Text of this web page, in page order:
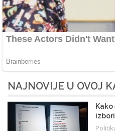
NAJNOVIJE U OVOJ